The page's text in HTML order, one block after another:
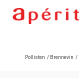
Pollisten / Brennevin /